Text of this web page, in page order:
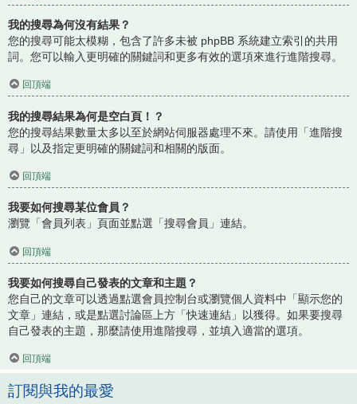
我的搜尋為何沒有結果？
您的搜尋可能太模糊，包含了許多未被 phpBB 系統建立索引的共用
詞。您可以輸入更明確的關鍵詞和更多有效的選項來進行進階搜尋。
回頂端
我的搜尋結果為何是空白頁！？
您的搜尋結果數量太多以至於網站伺服器處理不來。請使用「進階搜
尋」以及指定更明確的關鍵詞和相關的版面。
回頂端
我要如何搜尋某位會員？
瀏覽「會員列表」頁面並點選「搜尋會員」連結。
回頂端
我要如何搜尋自己發表的文章和主題？
您自己的文章可以透過點選會員控制台或瀏覽個人資料中「顯示您的
文章」連結，或是點選討論區上方「快速連結」以獲得。如果要搜尋
自己發表的主題，那麼請使用進階搜尋，並填入適當的選項。
回頂端
訂閱與我的最愛